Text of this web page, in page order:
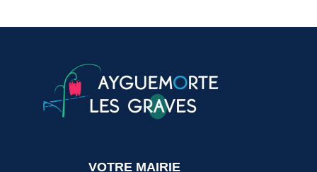
VOTRE MAIRIE